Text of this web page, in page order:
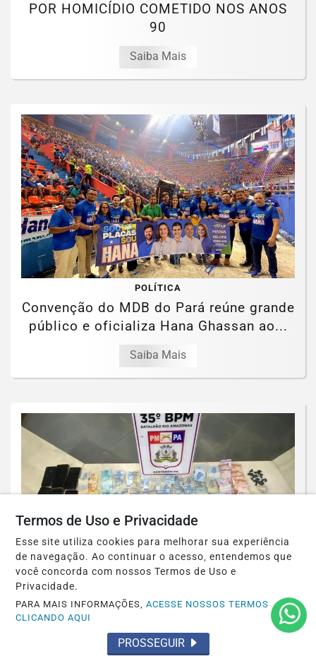
POR HOMICÍDIO COMETIDO NOS ANOS
90
Saiba Mais
POLÍTICA
Convenção do MDB do Pará reúne grande
público e oficializa Hana Ghassan ao...
Saiba Mais
Homem e mulher presos pelo 35º BPM
por tráfico de drogas
Saiba Mais
Termos de Uso e Privacidade
Esse site utiliza cookies para melhorar sua experiência
de navegação. Ao continuar o acesso, entendemos que
você concorda com nossos Termos de Uso e
Privacidade.
PARA MAIS INFORMAÇÕES,ACESSE NOSSOS TERMOS
CLICANDO AQUI
PROSSEGUIR